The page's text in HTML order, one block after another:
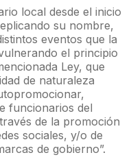
local desde el inicio
su nombre,
eventos que la
el principio
Ley, que
de naturaleza
funcionarios del
de la promoción
sociales, y/o de
de gobierno”.